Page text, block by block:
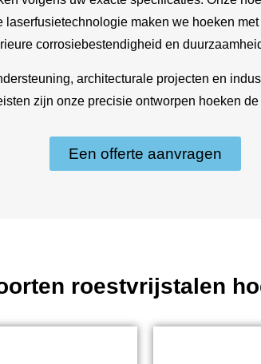
maken we hoeken
corrosiebestendigheid en
architecturale projecten en
zijn onze precisie ontworpen hoeken
Een offerte aanvragen
roestvrijstalen